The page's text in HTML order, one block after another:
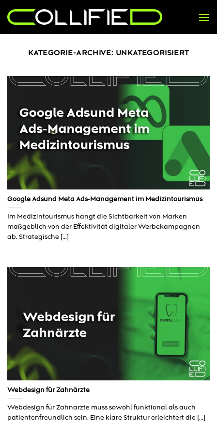
Inhalt
KATEGORIE-ARCHIVE: UNKATEGORISIERT
Google Adsund Meta Ads-Management im Medizintourismus
Im Medizintourismus hängt die Sichtbarkeit von Marken
maßgeblich von der Effektivität digitaler Werbekampagnen
ab. Strategische [...]
Webdesign für Zahnärzte
Webdesign für Zahnärzte muss sowohl funktional als auch
patientenfreundlich sein. Eine klare Struktur erleichtert die [...]